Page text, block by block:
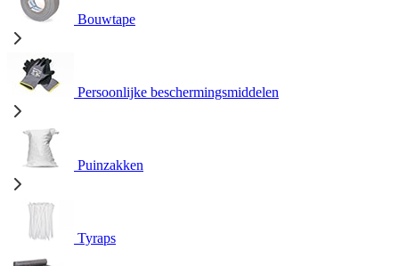
Bouwtape
Persoonlijke beschermingsmiddelen
Puinzakken
Tyraps